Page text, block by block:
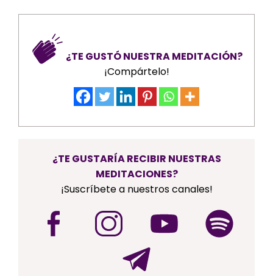
¿TE GUSTÓ NUESTRA MEDITACIÓN?
¡Compártelo!
¿TE GUSTARÍA RECIBIR NUESTRAS
MEDITACIONES?
¡Suscríbete a nuestros canales!